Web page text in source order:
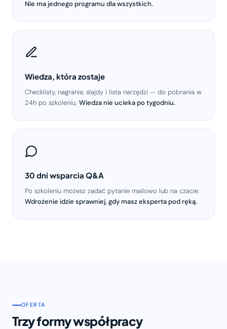
Nie ma jednego programu dla wszystkich.
Wiedza, która zostaje
Checklisty, nagranie, slajdy i lista narzędzi — do pobrania w
24h po szkoleniu. Wiedza nie ucieka po tygodniu.
30 dni wsparcia Q&A
Po szkoleniu możesz zadać pytanie mailowo lub na czacie.
Wdrożenie idzie sprawniej, gdy masz eksperta pod ręką.
OFERTA
Trzy formy współpracy